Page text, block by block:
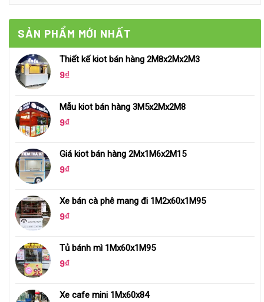
SẢN PHẨM MỚI NHẤT
Thiết kế kiot bán hàng 2M8x2Mx2M3
9₫
Mẫu kiot bán hàng 3M5x2Mx2M8
9₫
Giá kiot bán hàng 2Mx1M6x2M15
9₫
Xe bán cà phê mang đi 1M2x60x1M95
9₫
Tủ bánh mì 1Mx60x1M95
9₫
Xe cafe mini 1Mx60x84